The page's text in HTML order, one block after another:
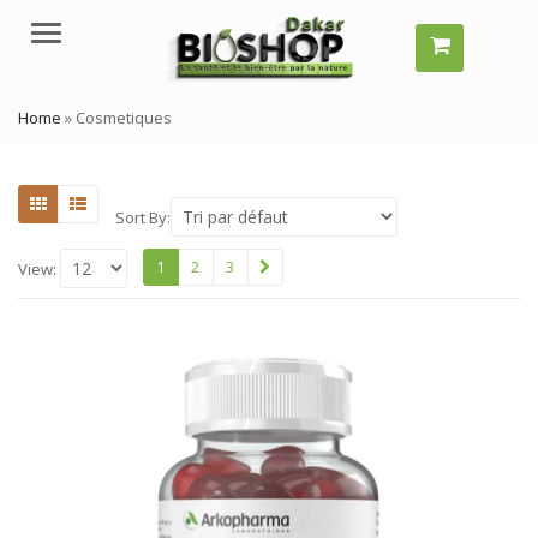
Menu
Home » Cosmetiques
Sort By:
View: 1 2 3